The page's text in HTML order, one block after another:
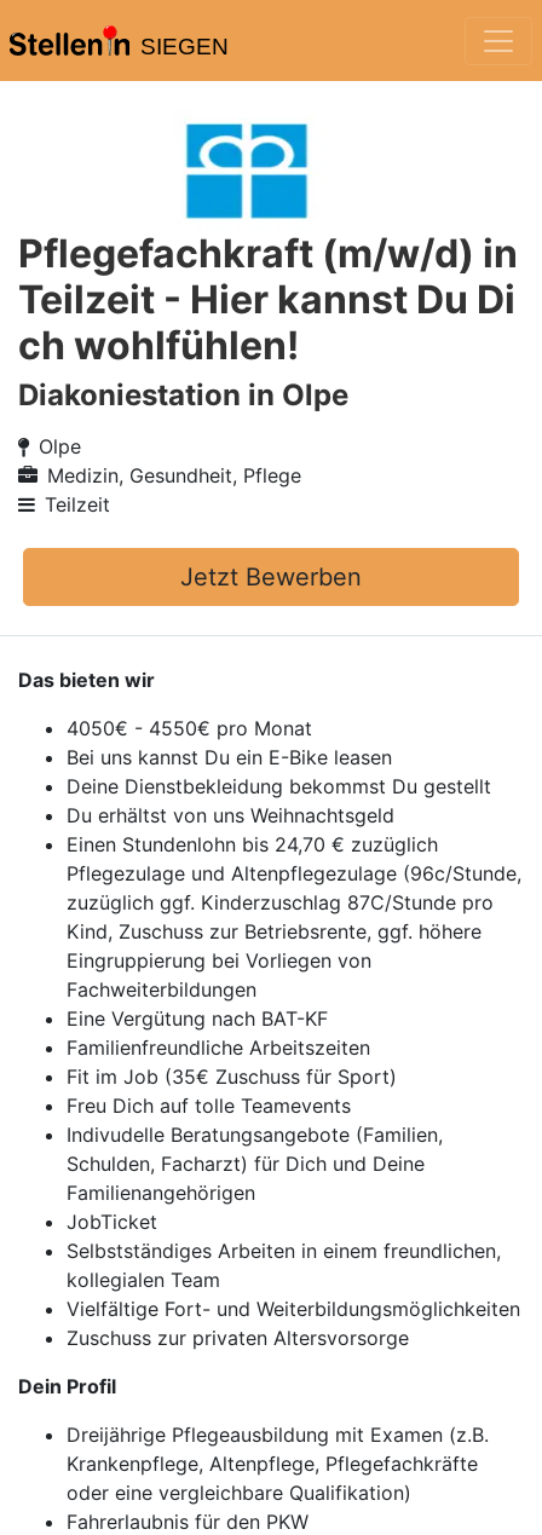
SIEGEN
Pflegefachkraft (m/w/d) in
Teilzeit - Hier kannst Du Di
ch wohlfühlen!
Diakoniestation in Olpe
Olpe
Medizin, Gesundheit, Pflege
Teilzeit
Jetzt Bewerben
Das bieten wir
4050€ - 4550€ pro Monat
Bei uns kannst Du ein E-Bike leasen
Deine Dienstbekleidung bekommst Du gestellt
Du erhältst von uns Weihnachtsgeld
Einen Stundenlohn bis 24,70 € zuzüglich
Pflegezulage und Altenpflegezulage (96c/Stunde,
zuzüglich ggf. Kinderzuschlag 87C/Stunde pro
Kind, Zuschuss zur Betriebsrente, ggf. höhere
Eingruppierung bei Vorliegen von
Fachweiterbildungen
Eine Vergütung nach BAT-KF
Familienfreundliche Arbeitszeiten
Fit im Job (35€ Zuschuss für Sport)
Freu Dich auf tolle Teamevents
Indivudelle Beratungsangebote (Familien,
Schulden, Facharzt) für Dich und Deine
Familienangehörigen
JobTicket
Selbstständiges Arbeiten in einem freundlichen,
kollegialen Team
Vielfältige Fort- und Weiterbildungsmöglichkeiten
Zuschuss zur privaten Altersvorsorge
Dein Profil
Dreijährige Pflegeausbildung mit Examen (z.B.
Krankenpflege, Altenpflege, Pflegefachkräfte
oder eine vergleichbare Qualifikation)
Fahrerlaubnis für den PKW